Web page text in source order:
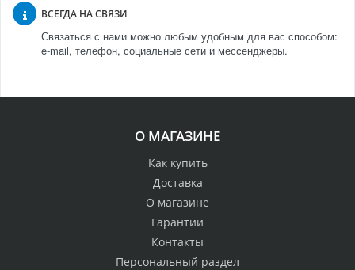
ВСЕГДА НА СВЯЗИ
Связаться с нами можно любым удобным для вас способом:
e-mail, телефон, социальные сети и мессенджеры.
О МАГАЗИНЕ
Как купить
Доставка
О магазине
Гарантии
Контакты
Персональный раздел